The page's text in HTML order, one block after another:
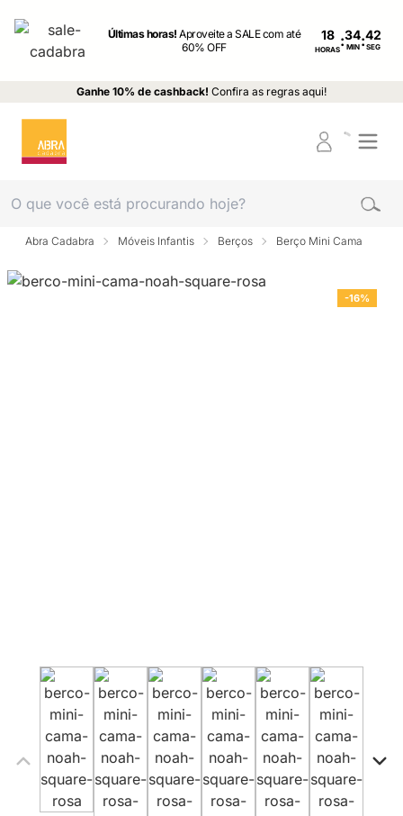
Últimas horas!Aproveite a SALE com até
60% OFF
18
HORAS: MIN : SEG
Ganhe 10% de cashback! Confira as regras aqui!
Abra Cadabra Móveis Infantis Berços Berço Mini Cama
-16%